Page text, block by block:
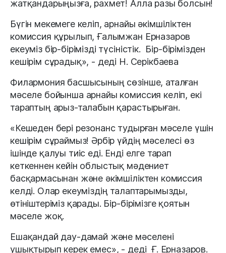
жатқандарыңызға, рахмет! Алла разы болсын!
Бүгін мекемеге келіп, арнайы әкімшіліктен
комиссия құрылып, Ғалымжан Ерназаров
екеуміз бір-бірімізді түсіністік. Бір-бірімізден
кешірім сұрадық», - деді Н. Серікбаева
Филармония басшысының сөзінше, аталған
мәселе бойынша арнайы комиссия келіп, екі
тараптың арыз-талабын қарастырыған.
«Кешеден бері резонанс тудырған мәселе үшін
кешірім сұраймыз! Әрбір үйдің мәселесі өз
ішінде қалуы тиіс еді. Енді елге тарап
кеткеннен кейін облыстық мәдениет
басқармасынан және әкімшіліктен комиссия
келді. Олар екеуміздің талаптарымызды,
өтініштеріміз қарады. Бір-бірімізге қоятын
мәселе жоқ.
Ешақандай дау-дамай және мәселені
ушықтырып керек емес», - деді Ғ. Ерназаров.